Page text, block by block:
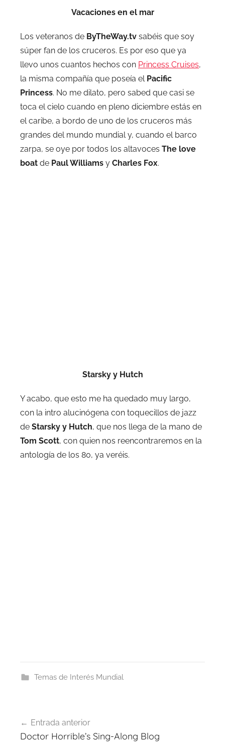
Vacaciones en el mar
Los veteranos de ByTheWay.tv sabéis que soy
súper fan de los cruceros. Es por eso que ya
llevo unos cuantos hechos con Princess Cruises,
la misma compañía que poseía el Pacific
Princess. No me dilato, pero sabed que casi se
toca el cielo cuando en pleno diciembre estás en
el caribe, a bordo de uno de los cruceros más
grandes del mundo mundial y, cuando el barco
zarpa, se oye por todos los altavoces The love
boat de Paul Williams y Charles Fox.
Starsky y Hutch
Y acabo, que esto me ha quedado muy largo,
con la intro alucinógena con toquecillos de jazz
de Starsky y Hutch, que nos llega de la mano de
Tom Scott, con quien nos reencontraremos en la
antología de los 80, ya veréis.
Temas de Interés Mundial
de
Entrada anterior
Doctor Horrible’s Sing-Along Blog